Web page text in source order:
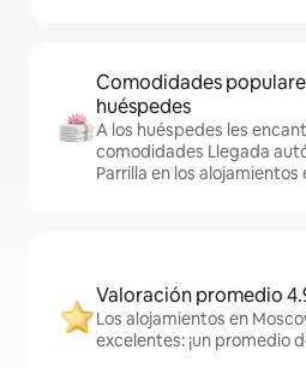
Comodidades
huéspedes
A los huéspedes les
comodidades Llegada
Parrilla en los alojamientos
Valoración promedio
Los alojamientos en
excelentes: ¡un promedio